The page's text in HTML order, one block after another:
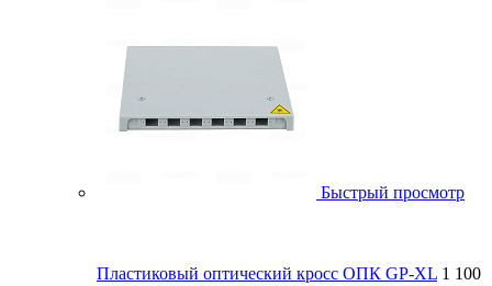
Быстрый просмотр
Пластиковый оптический кросс ОПК GP-XL 1 100